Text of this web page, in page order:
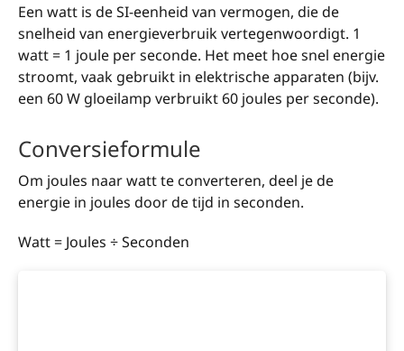
Een watt is de SI-eenheid van vermogen, die de
snelheid van energieverbruik vertegenwoordigt. 1
watt = 1 joule per seconde. Het meet hoe snel energie
stroomt, vaak gebruikt in elektrische apparaten (bijv.
een 60 W gloeilamp verbruikt 60 joules per seconde).
Conversieformule
Om joules naar watt te converteren, deel je de
energie in joules door de tijd in seconden.
Watt = Joules ÷ Seconden